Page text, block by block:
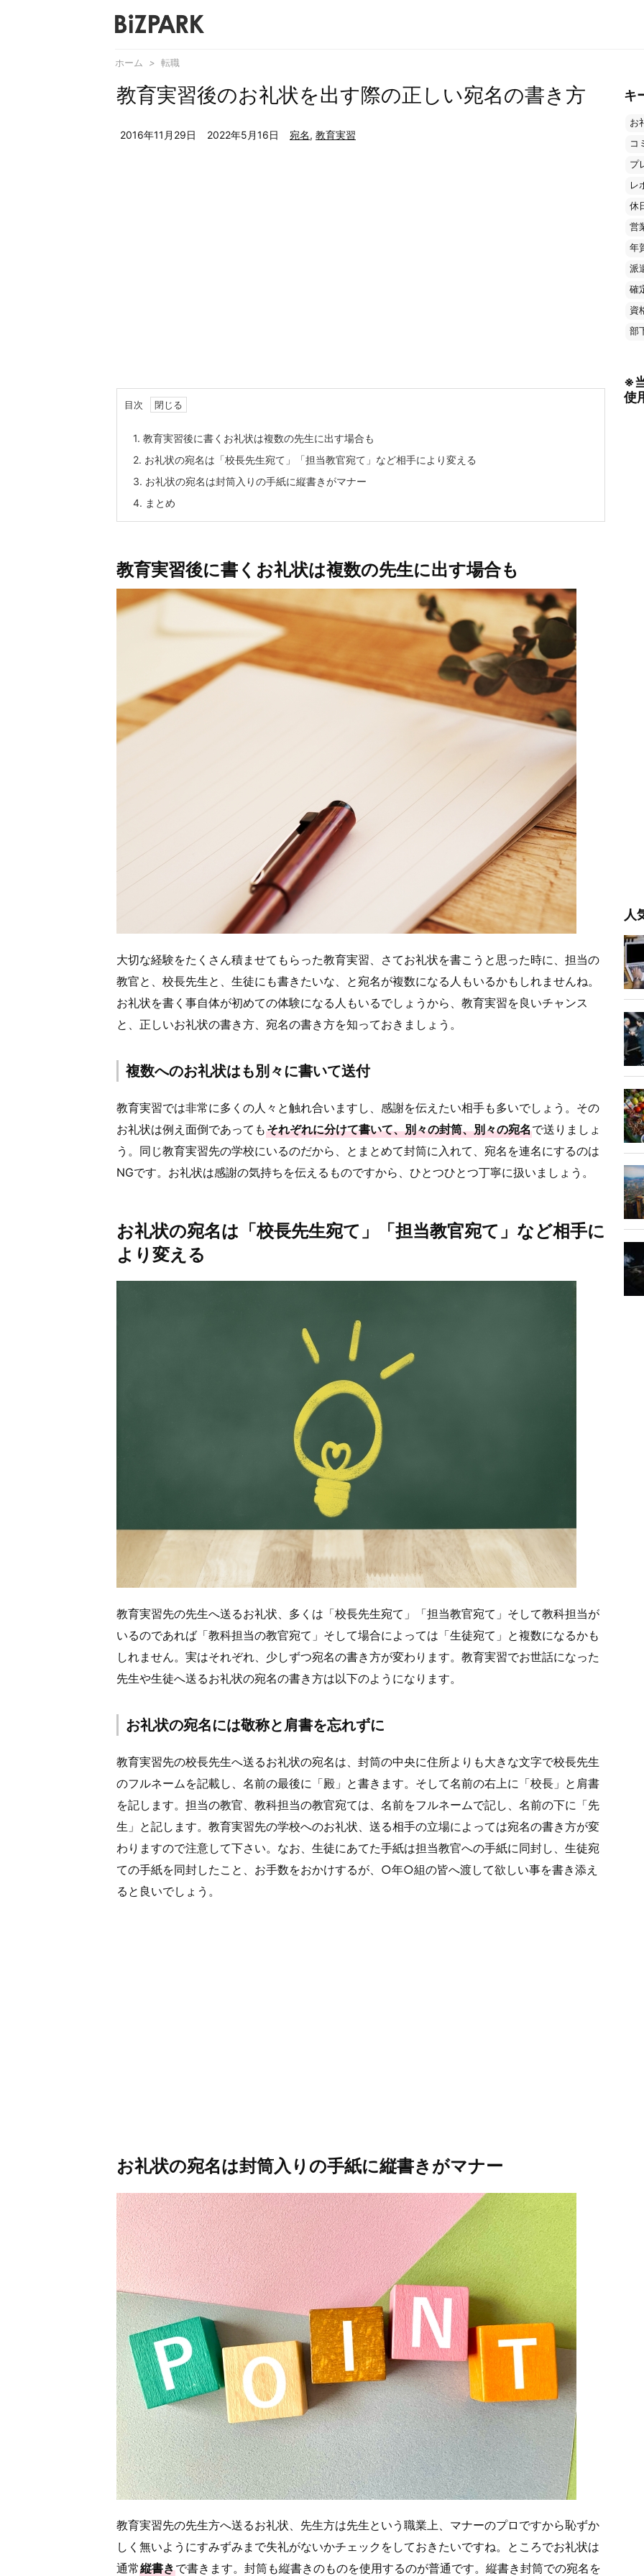
ホーム > 転職
教育実習後のお礼状を出す際の正しい宛名の書き方
2016年11月29日 2022年5月16日 宛名, 教育実習
目次
1. 教育実習後に書くお礼状は複数の先生に出す場合も
2. お礼状の宛名は「校長先生宛て」「担当教官宛て」など相手により変える
3. お礼状の宛名は封筒入りの手紙に縦書きがマナー
4. まとめ
教育実習後に書くお礼状は複数の先生に出す場合も
大切な経験をたくさん積ませてもらった教育実習、さてお礼状を書こうと思った時に、担当の
教官と、校長先生と、生徒にも書きたいな、と宛名が複数になる人もいるかもしれませんね。
お礼状を書く事自体が初めての体験になる人もいるでしょうから、教育実習を良いチャンス
と、正しいお礼状の書き方、宛名の書き方を知っておきましょう。
複数へのお礼状はも別々に書いて送付
教育実習では非常に多くの人々と触れ合いますし、感謝を伝えたい相手も多いでしょう。その
お礼状は例え面倒であってもそれぞれに分けて書いて、別々の封筒、別々の宛名で送りましょ
う。同じ教育実習先の学校にいるのだから、とまとめて封筒に入れて、宛名を連名にするのは
NGです。お礼状は感謝の気持ちを伝えるものですから、ひとつひとつ丁寧に扱いましょう。
お礼状の宛名は「校長先生宛て」「担当教官宛て」など相手に
より変える
教育実習先の先生へ送るお礼状、多くは「校長先生宛て」「担当教官宛て」そして教科担当が
いるのであれば「教科担当の教官宛て」そして場合によっては「生徒宛て」と複数になるかも
しれません。実はそれぞれ、少しずつ宛名の書き方が変わります。教育実習でお世話になった
先生や生徒へ送るお礼状の宛名の書き方は以下のようになります。
お礼状の宛名には敬称と肩書を忘れずに
教育実習先の校長先生へ送るお礼状の宛名は、封筒の中央に住所よりも大きな文字で校長先生
のフルネームを記載し、名前の最後に「殿」と書きます。そして名前の右上に「校長」と肩書
を記します。担当の教官、教科担当の教官宛ては、名前をフルネームで記し、名前の下に「先
生」と記します。教育実習先の学校へのお礼状、送る相手の立場によっては宛名の書き方が変
わりますので注意して下さい。なお、生徒にあてた手紙は担当教官への手紙に同封し、生徒宛
ての手紙を同封したこと、お手数をおかけするが、○年○組の皆へ渡して欲しい事を書き添え
ると良いでしょう。
お礼状の宛名は封筒入りの手紙に縦書きがマナー
教育実習先の先生方へ送るお礼状、先生方は先生という職業上、マナーのプロですから恥ずか
しく無いようにすみずみまで失礼がないかチェックをしておきたいですね。ところでお礼状は
通常縦書きで書きます。封筒も縦書きのものを使用するのが普通です。縦書き封筒での宛名を
キ
お
コ
プ
レ
休
営
年
派
確
資
部
※
使
人